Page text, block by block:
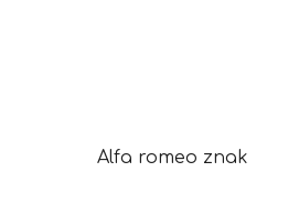
Alfa romeo znak